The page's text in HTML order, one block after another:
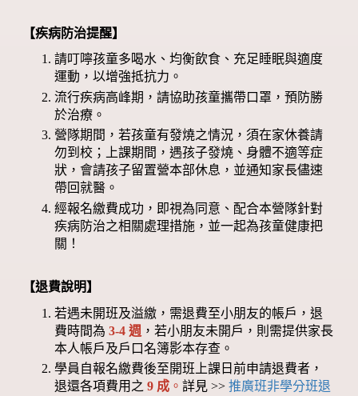
【疾病防治提醒】
請叮嚀孩童多喝水、均衡飲食、充足睡眠與適度
運動，以增強抵抗力。
流行疾病高峰期，請協助孩童攜帶口罩，預防勝
於治療。
營隊期間，若孩童有發燒之情況，須在家休養請
勿到校；上課期間，遇孩子發燒、身體不適等症
狀，會請孩子留置營本部休息，並通知家長儘速
帶回就醫。
經報名繳費成功，即視為同意、配合本營隊針對
疾病防治之相關處理措施，並一起為孩童健康把
關！
【退費說明】
若遇未開班及溢繳，需退費至小朋友的帳戶，退
費時間為 3-4 週 ，若小朋友未開戶，則需提供家長
本人帳戶及戶口名簿影本存查。
學員自報名繳費後至開班上課日前申請退費者，
退還各項費用之 9 成 。詳見 >>推廣班非學分班退